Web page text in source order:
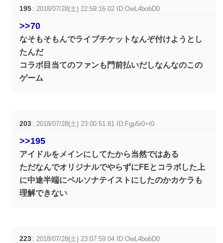
195 : 2018/07/28(土) 22:59:16.02 ID:OwL4bobD0
>>70
なそもそもんでライブチケットなんぞ付けようとし
たんだ
コラボ目当てのファンも門前払いだしなんなのこの
ゲーム
203 : 2018/07/28(土) 23:00:51.81 ID:Fgp5r0+t0
>>195
アイドルをメインにしてたから当然ではある
ただなんでオリジナルでやらずにFEとコラボした上
に中途半端にペルソナテイストにしたのかカケラも
理解できない
223 : 2018/07/28(土) 23:07:59.04 ID:OwL4bobD0